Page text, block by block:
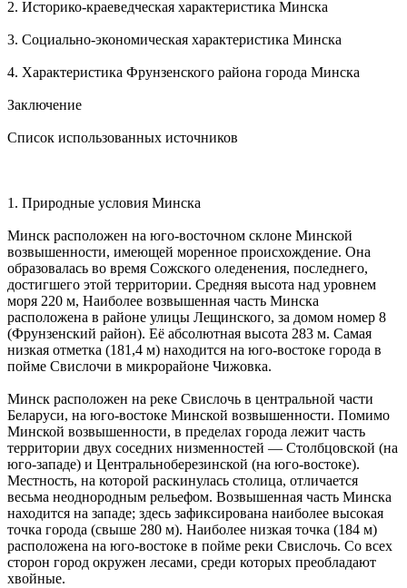
2. Историко-краеведческая характеристика Минска
3. Социально-экономическая характеристика Минска
4. Характеристика Фрунзенского района города Минска
Заключение
Список использованных источников
1. Природные условия Минска
Минск расположен на юго-восточном склоне Минской
возвышенности, имеющей моренное происхождение. Она
образовалась во время Сожского оледенения, последнего,
достигшего этой территории. Средняя высота над уровнем
моря 220 м, Наиболее возвышенная часть Минска
расположена в районе улицы Лещинского, за домом номер 8
(Фрунзенский район). Её абсолютная высота 283 м. Самая
низкая отметка (181,4 м) находится на юго-востоке города в
пойме Свислочи в микрорайоне Чижовка.
Минск расположен на реке Свислочь в центральной части
Беларуси, на юго-востоке Минской возвышенности. Помимо
Минской возвышенности, в пределах города лежит часть
территории двух соседних низменностей — Столбцовской (на
юго-западе) и Центральноберезинской (на юго-востоке).
Местность, на которой раскинулась столица, отличается
весьма неоднородным рельефом. Возвышенная часть Минска
находится на западе; здесь зафиксирована наиболее высокая
точка города (свыше 280 м). Наиболее низкая точка (184 м)
расположена на юго-востоке в пойме реки Свислочь. Со всех
сторон город окружен лесами, среди которых преобладают
хвойные.